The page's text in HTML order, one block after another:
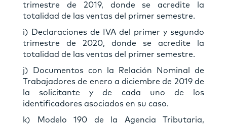
trimestre de 2019, donde se acredite la
totalidad de las ventas del primer semestre.
i) Declaraciones de IVA del primer y segundo
trimestre de 2020, donde se acredite la
totalidad de las ventas del primer semestre.
j) Documentos con la Relación Nominal de
Trabajadores de enero a diciembre de 2019 de
la solicitante y de cada uno de los
identificadores asociados en su caso.
k) Modelo 190 de la Agencia Tributaria,